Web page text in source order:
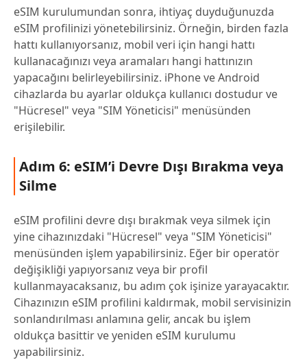
eSIM kurulumundan sonra, ihtiyaç duyduğunuzda
eSIM profilinizi yönetebilirsiniz. Örneğin, birden fazla
hattı kullanıyorsanız, mobil veri için hangi hattı
kullanacağınızı veya aramaları hangi hattınızın
yapacağını belirleyebilirsiniz. iPhone ve Android
cihazlarda bu ayarlar oldukça kullanıcı dostudur ve
"Hücresel" veya "SIM Yöneticisi" menüsünden
erişilebilir.
Adım 6: eSIM’i Devre Dışı Bırakma veya
Silme
eSIM profilini devre dışı bırakmak veya silmek için
yine cihazınızdaki "Hücresel" veya "SIM Yöneticisi"
menüsünden işlem yapabilirsiniz. Eğer bir operatör
değişikliği yapıyorsanız veya bir profil
kullanmayacaksanız, bu adım çok işinize yarayacaktır.
Cihazınızın eSIM profilini kaldırmak, mobil servisinizin
sonlandırılması anlamına gelir, ancak bu işlem
oldukça basittir ve yeniden eSIM kurulumu
yapabilirsiniz.